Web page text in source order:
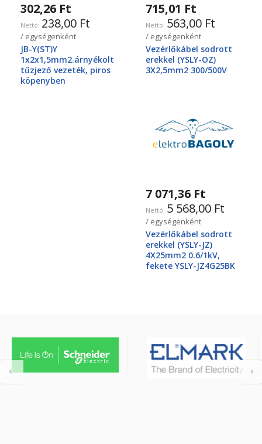
302,26 Ft
238,00 Ft
/ egységenként
JB-Y(ST)Y
1x2x1,5mm2.árnyékolt
tűzjező vezeték, piros
köpenyben
715,01 Ft
563,00 Ft
/ egységenként
Vezérlőkábel sodrott
erekkel (YSLY-OZ)
3X2,5mm2 300/500V
7 071,36 Ft
5 568,00 Ft
/ egységenként
Vezérlőkábel sodrott
erekkel (YSLY-JZ)
4X25mm2 0.6/1kV,
fekete YSLY-JZ4G25BK